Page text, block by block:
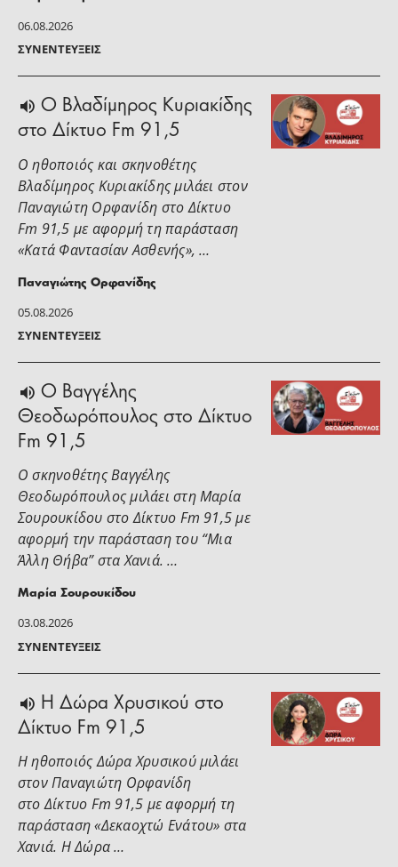
06.08.2026
ΣΥΝΕΝΤΕΎΞΕΙΣ
05.08.2026
ΣΥΝΕΝΤΕΎΞΕΙΣ
O Βλαδίμηρος Κυριακίδης
στο Δίκτυο Fm 91,5
Ο ηθοποιός και σκηνοθέτης
Βλαδίμηρος Κυριακίδης μιλάει στoν
Παναγιώτη Ορφανίδη στο Δίκτυο
Fm 91,5 με αφορμή τη παράσταση
«Κατά Φαντασίαν Ασθενής», …
Παναγιώτης Ορφανίδης
03.08.2026
ΣΥΝΕΝΤΕΎΞΕΙΣ
Ο Βαγγέλης
Θεοδωρόπουλος στο Δίκτυο
Fm 91,5
Ο σκηνοθέτης Βαγγέλης
Θεοδωρόπουλος μιλάει στη Μαρία
Σουρουκίδου στο Δίκτυο Fm 91,5 με
αφορμή την παράσταση του “Μια
Άλλη Θήβα” στα Χανιά. …
Μαρία Σουρουκίδου
H Δώρα Χρυσικού στο
Δίκτυο Fm 91,5
Η ηθοποιός Δώρα Χρυσικού μιλάει
στoν Παναγιώτη Ορφανίδη
στο Δίκτυο Fm 91,5 με αφορμή τη
παράσταση «Δεκαοχτώ Ενάτου» στα
Χανιά. Η Δώρα …